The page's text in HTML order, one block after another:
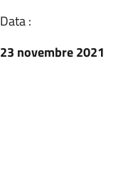
Data :
23 novembre 2021